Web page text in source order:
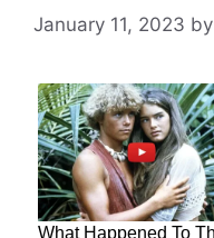
January 11, 2023 by